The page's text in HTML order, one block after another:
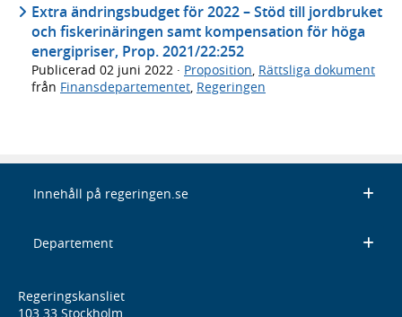
Extra ändringsbudget för 2022 – Stöd till jordbruket
och fiskerinäringen samt kompensation för höga
energipriser, Prop. 2021/22:252
Publicerad 02 juni 2022 · Proposition Rättsliga dokument
från Finansdepartementet Regeringen
Innehåll på regeringen.se
Departement
Regeringskansliet
103 33 Stockholm